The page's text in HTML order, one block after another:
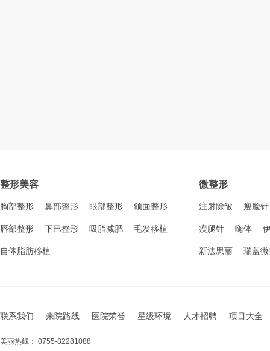
整形美容
胸部整形 鼻部整形 眼部整形 颌面整形
唇部整形 下巴整形 吸脂减肥 毛发移植
自体脂肪移植
微整形
注射除皱 瘦脸针
瘦腿针 嗨体
新法思丽 瑞蓝
联系我们 来院路线 医院荣誉 星级环境 人才招聘 项目大全
美丽热线： 0755-82281088